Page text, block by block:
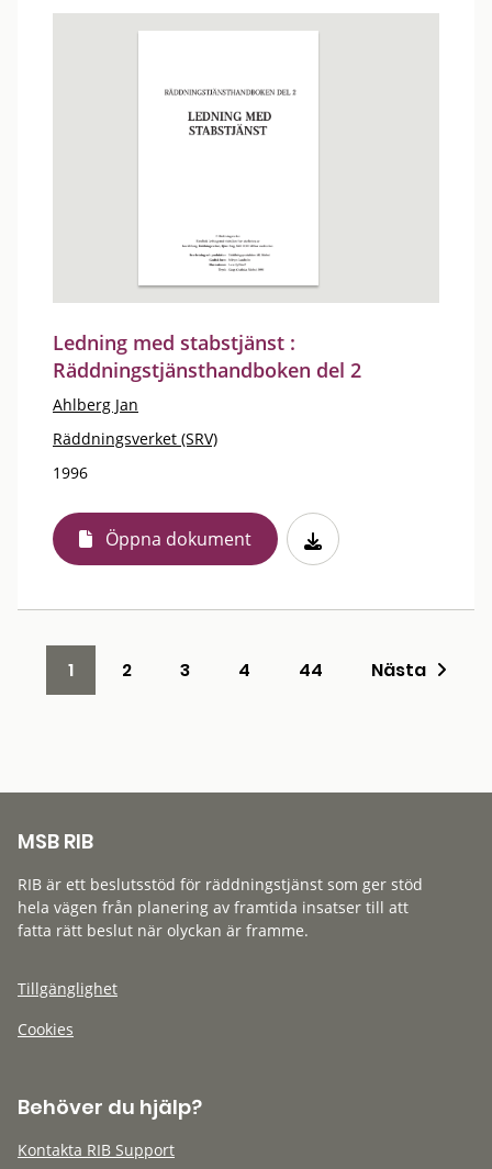
Ledning med stabstjänst :
Räddningstjänsthandboken del 2
Ahlberg Jan
Räddningsverket (SRV)
1996
Öppna dokument
1 2 3 4 44 Nästa
MSB RIB
RIB är ett beslutsstöd för räddningstjänst som ger stöd
hela vägen från planering av framtida insatser till att
fatta rätt beslut när olyckan är framme.
Tillgänglighet
Cookies
Behöver du hjälp?
Kontakta RIB Support